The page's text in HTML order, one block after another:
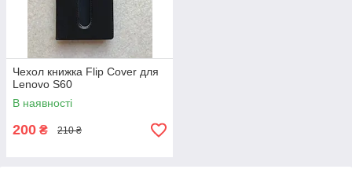
Чехол книжка Flip Cover для
Lenovo S60
В наявності
200 ₴ 210 ₴